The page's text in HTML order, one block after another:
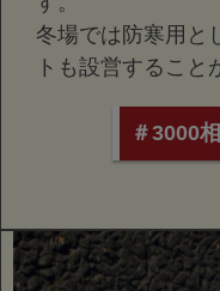
冬場では防寒用と
トも設営すること
＃3000